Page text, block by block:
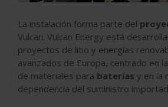
La instalación forma parte del
Vulcan. Vulcan Energy está
proyectos de litio y energías
avanzados de Europa, centrado en
de materiales para baterías y en la
dependencia del suministro